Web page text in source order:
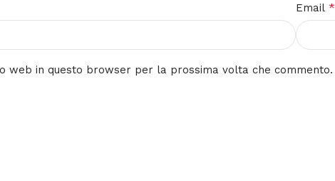
Email *
web in questo browser per la prossima volta che commento.